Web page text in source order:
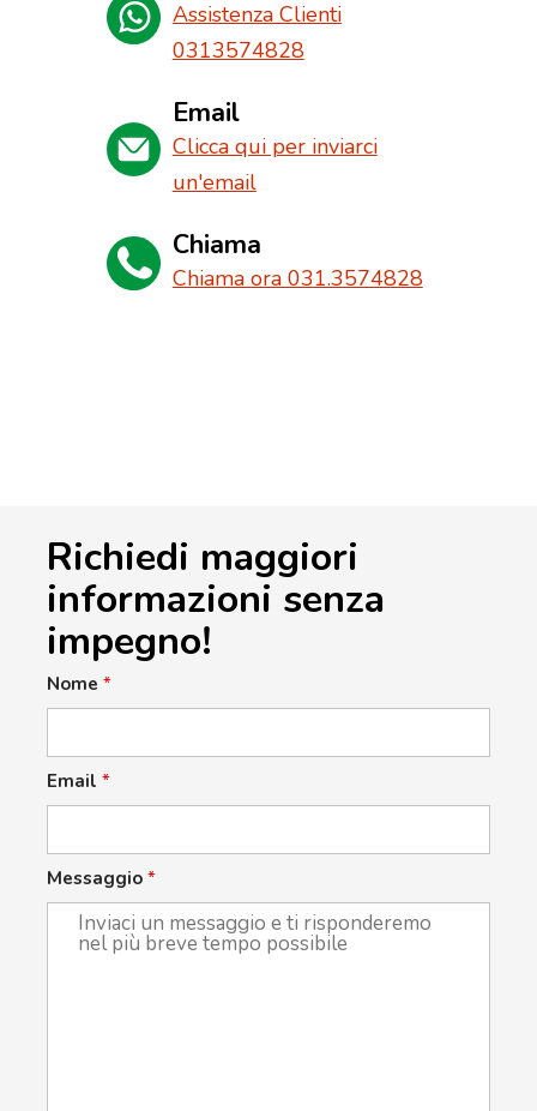
Assistenza Clienti
0313574828
Email
Clicca qui per inviarci
un'email
Chiama
Chiama ora 031.3574828
Richiedi maggiori
informazioni senza
impegno!
Nome *
Email *
Messaggio *